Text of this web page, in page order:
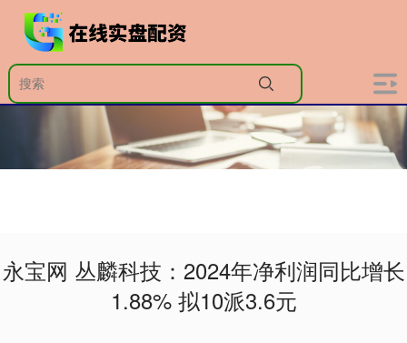
永宝网 丛麟科技：2024年净利润同比增长
1.88% 拟10派3.6元